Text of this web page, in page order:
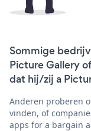
Sommige
Picture Gallery
dat hij/zij a
Anderen proberen
vinden, of
apps for a bargain